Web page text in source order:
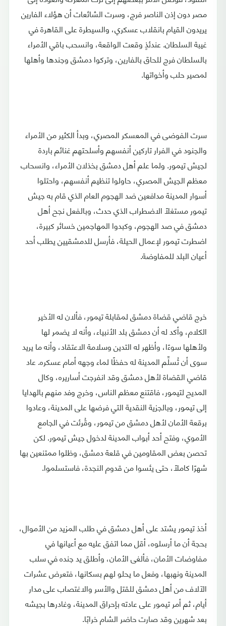
مصر دون إذن الناصر فرج، وسرت الشائعات أن هؤلاء الفارين
يريدون القيام بانقلاب عسكري، والسيطرة على القاهرة في
غيبة السلطان. عندئذٍ وقعت الواقعة، وانسحب باقي الأمراء
بالسلطان فرج للحاق بالفارين، وتركوا دمشق وجندها وأهلها
لمصير حلب وأخواتها.
سرت الفوضى في المعسكر المصري، وبدأ الكثير من الأمراء
والجنود في الفرار تاركين أنفسهم وأسلحتهم غنائم باردة
لجيش تيمور. ولما علم أهل دمشق بخذلان الأمراء، وانسحاب
معظم الجيش المصري، حاولوا تنظيم أنفسهم، واحتلوا
أسوار المدينة مدافعين ضد الهجوم العام الذي قام به جيش
تيمور مستغلًا الاضطراب الذي حدث، وبالفعل نجح أهل
دمشق في صد الهجوم، وكبدوا المهاجمين خسائر كبيرة،
اضطرت تيمور لإعمال الحيلة، فأرسل للدمشقيين يطلب أحد
أعيان البلد للمفاوضة.
خرج قاضي قضاة دمشق لمقابلة تيمور، فألان له الأخير
الكلام، وأكد له أن دمشق بلد الأنبياء، وأنه لا يضمر لها
ولأهلها سوءًا، وأظهر له التدين وسلامة الاعتقاد، وأنه ما يريد
سوى أن تُسلِّم المدينة له حفظًا لماء وجهه أمام عسكره. عاد
قاضي القضاة لأهل دمشق وقد انفرجت أساريره، وكال
المديح لتيمور، فاقتنع معظم الناس، وخرج وفد منهم بالهدايا
إلى تيمور، وبالجزية النقدية التي فرضها على المدينة، وعادوا
برقعة الأمان لأهل دمشق من تيمور، وقُرئت في الجامع
الأموي، وفتح أحد أبواب المدينة لدخول جيش تيمور. لكن
تحصن بعض المقاومين في قلعة دمشق، وظلوا ممتنعين بها
شهرًا كاملًا، حتى يئسوا من قدوم النجدة، فاستسلموا.
أخذ تيمور يشتد على أهل دمشق في طلب المزيد من الأموال،
بحجة أن ما أرسلوه، أقل مما اتفق عليه مع أعيانها في
مفاوضات الأمان، فألغى الأمان، وأطلق يد جنده في سلب
المدينة ونهبها، وفعل ما يحلو لهم بسكانها، فتعرض عشرات
الآلاف من أهل دمشق للقتل والأسر والاغتصاب على مدار
أيام، ثم أمر تيمور على عادته بإحراق المدينة، وغادرها بجيشه
بعد شهرين وقد صارت حاضر الشام خرابًا.